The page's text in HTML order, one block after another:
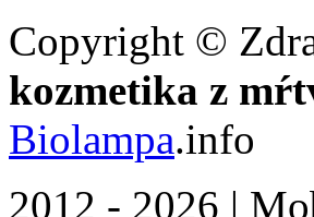
Copyright ©
kozmetika z
Biolampa.info
2012 - 2026 |